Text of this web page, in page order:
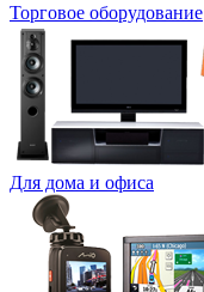
Торговое оборудование
Для дома и офиса